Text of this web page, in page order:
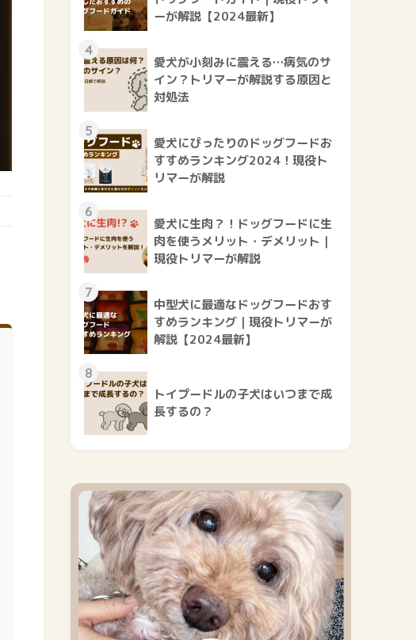
ーが解説【2024最新】
4
愛犬が小刻みに震える…病気のサ
イン？トリマーが解説する原因と
対処法
5
愛犬にぴったりのドッグフードお
すすめランキング2024！現役ト
リマーが解説
6
愛犬に生肉？！ドッグフードに生
肉を使うメリット・デメリット｜
現役トリマーが解説
7
中型犬に最適なドッグフードおす
すめランキング｜現役トリマーが
解説【2024最新】
8
トイプードルの子犬はいつまで成
長するの？